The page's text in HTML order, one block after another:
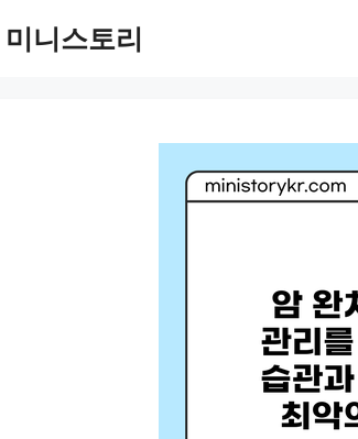
미니스토리